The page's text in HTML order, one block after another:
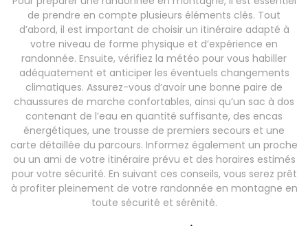
de prendre en compte plusieurs éléments clés. Tout
d’abord, il est important de choisir un itinéraire adapté à
votre niveau de forme physique et d’expérience en
randonnée. Ensuite, vérifiez la météo pour vous habiller
adéquatement et anticiper les éventuels changements
climatiques. Assurez-vous d’avoir une bonne paire de
chaussures de marche confortables, ainsi qu’un sac à dos
contenant de l’eau en quantité suffisante, des encas
énergétiques, une trousse de premiers secours et une
carte détaillée du parcours. Informez également un proche
ou un ami de votre itinéraire prévu et des horaires estimés
pour votre sécurité. En suivant ces conseils, vous serez prêt
à profiter pleinement de votre randonnée en montagne en
toute sécurité et sérénité.